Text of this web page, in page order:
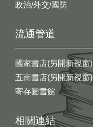
政治/外交/國防
流通管道
國家書店(另開新視窗)
五南書店(另開新視窗)
寄存圖書館
相關連結